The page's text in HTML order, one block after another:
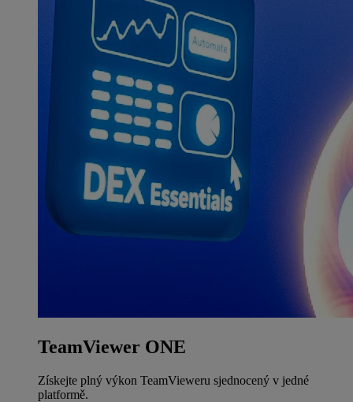
TeamViewer ONE
Získejte plný výkon TeamVieweru sjednocený v jedné
platformě.